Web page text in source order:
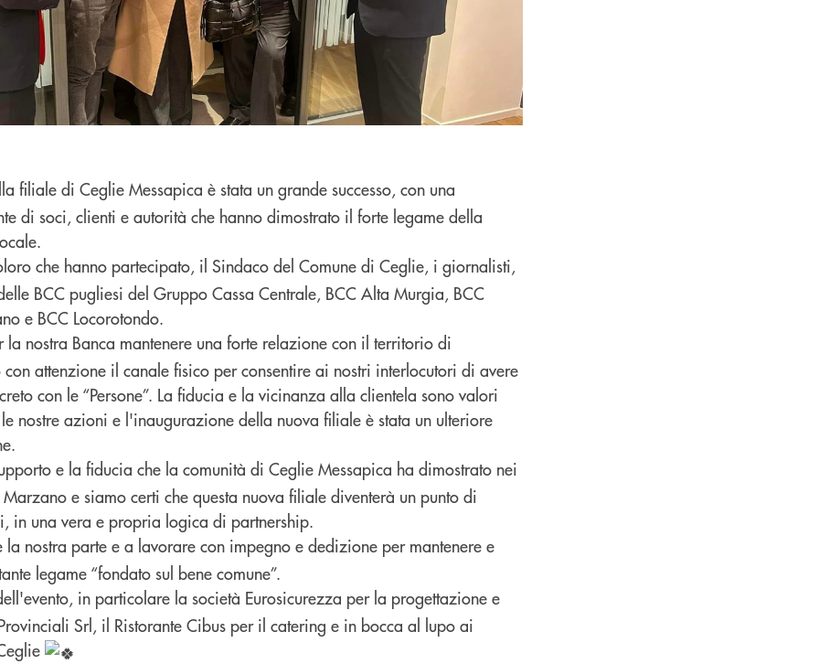
filiale di Ceglie Messapica è stata un grande successo, con una
di soci, clienti e autorità che hanno dimostrato il forte legame della
che hanno partecipato, il Sindaco del Comune di Ceglie, i giornalisti,
BCC pugliesi del Gruppo Cassa Centrale, BCC Alta Murgia, BCC
e BCC Locorotondo.
la nostra Banca mantenere una forte relazione con il territorio di
attenzione il canale fisico per consentire ai nostri interlocutori di avere
con le “Persone”. La fiducia e la vicinanza alla clientela sono valori
nostre azioni e l'inaugurazione della nuova filiale è stata un ulteriore
e la fiducia che la comunità di Ceglie Messapica ha dimostrato nei
e siamo certi che questa nuova filiale diventerà un punto di
in una vera e propria logica di partnership.
la nostra parte e a lavorare con impegno e dedizione per mantenere e
legame “fondato sul bene comune”.
in particolare la società Eurosicurezza per la progettazione e
Srl, il Ristorante Cibus per il catering e in bocca al lupo ai